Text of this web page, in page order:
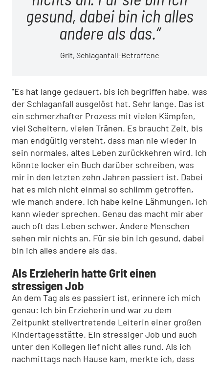
gesund, dabei bin ich alles
andere als das.
Grit, Schlaganfall-Betroffene
"Es hat lange gedauert, bis ich begriffen habe, was
der Schlaganfall ausgelöst hat. Sehr lange. Das ist
ein schmerzhafter Prozess mit vielen Kämpfen,
viel Scheitern, vielen Tränen. Es braucht Zeit, bis
man endgültig versteht, dass man nie wieder in
sein normales, altes Leben zurückkehren wird. Ich
könnte locker ein Buch darüber schreiben, was
mir in den letzten zehn Jahren passiert ist. Dabei
hat es mich nicht einmal so schlimm getroffen,
wie manch andere. Ich habe keine Lähmungen, ich
kann wieder sprechen. Genau das macht mir aber
auch oft das Leben schwer. Andere Menschen
sehen mir nichts an. Für sie bin ich gesund, dabei
bin ich alles andere als das.
Als Erzieherin hatte Grit einen
stressigen Job
An dem Tag als es passiert ist, erinnere ich mich
genau: Ich bin Erzieherin und war zu dem
Zeitpunkt stellvertretende Leiterin einer großen
Kindertagesstätte. Ein stressiger Job und auch
unter den Kollegen lief nicht alles rund. Als ich
nachmittags nach Hause kam, merkte ich, dass